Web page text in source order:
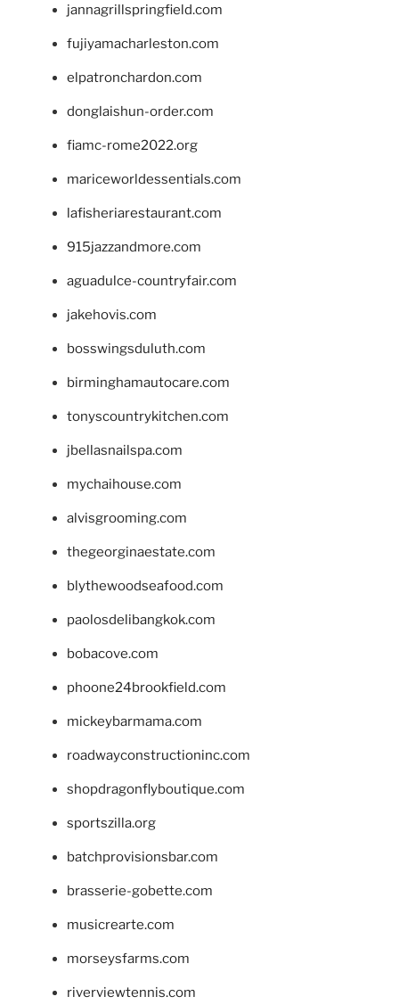
jannagrillspringfield.com
fujiyamacharleston.com
elpatronchardon.com
donglaishun-order.com
fiamc-rome2022.org
mariceworldessentials.com
lafisheriarestaurant.com
915jazzandmore.com
aguadulce-countryfair.com
jakehovis.com
bosswingsduluth.com
birminghamautocare.com
tonyscountrykitchen.com
jbellasnailspa.com
mychaihouse.com
alvisgrooming.com
thegeorginaestate.com
blythewoodseafood.com
paolosdelibangkok.com
bobacove.com
phoone24brookfield.com
mickeybarmama.com
roadwayconstructioninc.com
shopdragonflyboutique.com
sportszilla.org
batchprovisionsbar.com
brasserie-gobette.com
musicrearte.com
morseysfarms.com
riverviewtennis.com